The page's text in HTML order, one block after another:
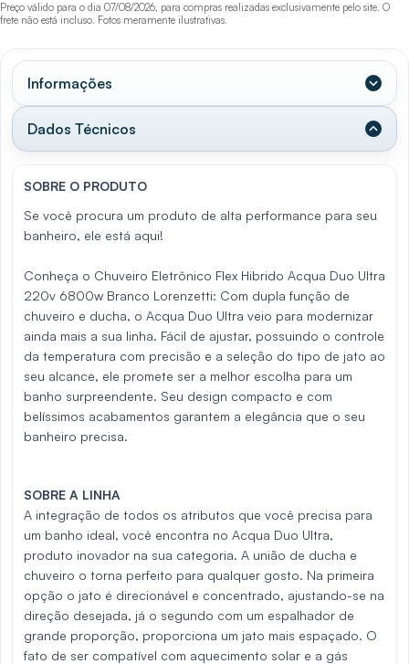
Preço válido para o dia 07/08/2026, para compras realizadas exclusivamente pelo site. O
frete não está incluso. Fotos meramente ilustrativas.
Informações
Dados Técnicos
SOBRE O PRODUTO
Se você procura um produto de alta performance para seu
banheiro, ele está aqui!
Conheça o Chuveiro Eletrônico Flex Hibrido Acqua Duo Ultra
220v 6800w Branco Lorenzetti: Com dupla função de
chuveiro e ducha, o Acqua Duo Ultra veio para modernizar
ainda mais a sua linha. Fácil de ajustar, possuindo o controle
da temperatura com precisão e a seleção do tipo de jato ao
seu alcance, ele promete ser a melhor escolha para um
banho surpreendente. Seu design compacto e com
belíssimos acabamentos garantem a elegância que o seu
banheiro precisa.
SOBRE A LINHA
A integração de todos os atributos que você precisa para
um banho ideal, você encontra no Acqua Duo Ultra,
produto inovador na sua categoria. A união de ducha e
chuveiro o torna perfeito para qualquer gosto. Na primeira
opção o jato é direcionável e concentrado, ajustando-se na
direção desejada, já o segundo com um espalhador de
grande proporção, proporciona um jato mais espaçado. O
fato de ser compatível com aquecimento solar e a gás